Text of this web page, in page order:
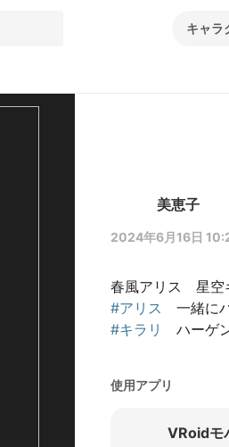
キャラ
美恵子
2024年6月16日
#アリス
#キラリ
ハーゲ
使用アプリ
VRoidモ